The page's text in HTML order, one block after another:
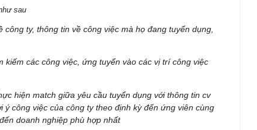
sau
ty, thông tin về công việc mà họ đang tuyển dụng,
kiếm các công việc, ứng tuyển vào các vị trí công việc
hiện match giữa yêu cầu tuyển dụng với thông tin cv
ý công việc của công ty theo định kỳ đến ứng viên cùng
doanh nghiệp phù hợp nhất